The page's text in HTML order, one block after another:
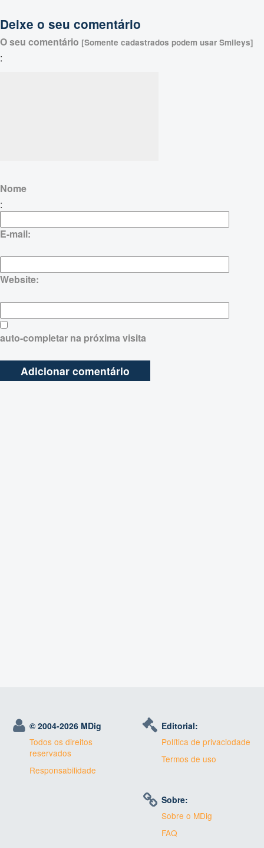
Deixe o seu comentário
O seu comentário [Somente cadastrados podem usar Smileys]
:
Nome
:
E-mail:
Website:
auto-completar na próxima visita
© 2004-2026 MDig
Todos os direitos
reservados
Responsabilidade
Editorial:
Política de privaciodade
Termos de uso
Sobre:
Sobre o MDig
FAQ